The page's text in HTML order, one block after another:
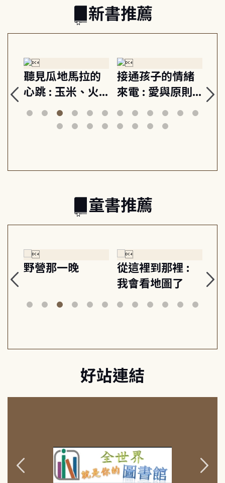
新書推薦
聽見瓜地馬拉的
心跳 : 玉米、火
山與信仰, 外交官
筆下的現代馬雅
接通孩子的情緒
來電 : 愛與原則,
建立教養的安定
節奏 22個行動練
關
童書推薦
野營那一晚
從這裡到那裡 :
我會看地圖了
美
好站連結